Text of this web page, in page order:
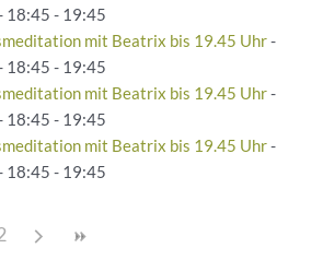
- 19:45
mit Beatrix bis 19.45 Uhr-
- 19:45
mit Beatrix bis 19.45 Uhr-
- 19:45
mit Beatrix bis 19.45 Uhr-
- 19:45